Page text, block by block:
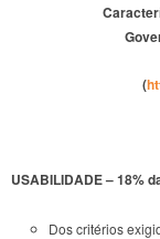
(
USABILIDADE – 18%
Dos critérios